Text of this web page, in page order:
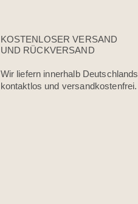
KOSTENLOSER VERSAND
UND RÜCKVERSAND
Wir liefern innerhalb Deutschlands
kontaktlos und versandkostenfrei.